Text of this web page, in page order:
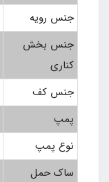
جنس رویه
جنس بخش
کناری
جنس کف
پمپ
نوع پمپ
ساک حمل